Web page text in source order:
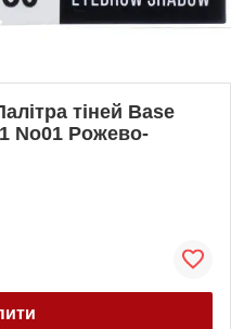
тіней Base
No01 Рожево-